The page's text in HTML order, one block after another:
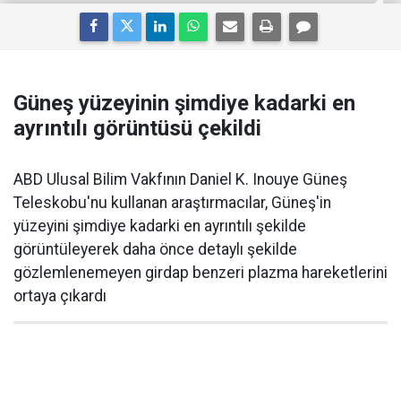
Güneş yüzeyinin şimdiye kadarki en
ayrıntılı görüntüsü çekildi
ABD Ulusal Bilim Vakfının Daniel K. Inouye Güneş
Teleskobu'nu kullanan araştırmacılar, Güneş'in
yüzeyini şimdiye kadarki en ayrıntılı şekilde
görüntüleyerek daha önce detaylı şekilde
gözlemlenemeyen girdap benzeri plazma hareketlerini
ortaya çıkardı